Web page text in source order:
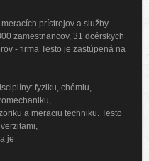
prístrojov a služby
zamestnancov, 31 dcérskych
- firma Testo je zastúpená na
fyziku, chémiu,
a meraciu techniku. Testo
je